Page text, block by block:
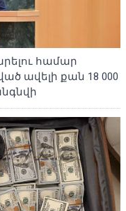
համար
ավելի քան 18 000